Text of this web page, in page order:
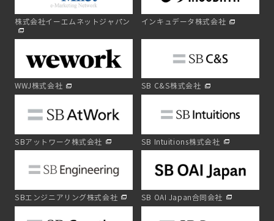
株式会社イーエムネットジャパン インキュデータ株式会社
WWJ株式会社 SB C&S株式会社
SBアットワーク株式会社 SB Intuitions株式会社
SBエンジニアリング株式会社 SB OAI Japan合同会社